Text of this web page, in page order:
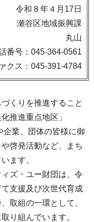
令和８年４月17日
瀬谷区地域振興課
丸山
番号：045-364-0561
クス：045-391-4784
くりを推進すること
推進重点地区」
企業、団体の皆様に御
啓発活動など、まち
ます。
ズ・ユー財団は、令
支援及び次世代育成
取組の一環として、
り組んでいます。